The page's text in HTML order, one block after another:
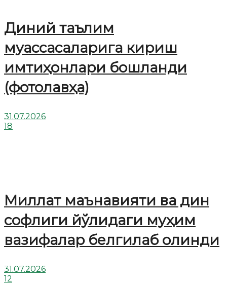
Диний таълим
муассасаларига кириш
имтиҳонлари бошланди
(фотолавҳа)
31.07.2026
18
Миллат маънавияти ва дин
софлиги йўлидаги муҳим
вазифалар белгилаб олинди
31.07.2026
12